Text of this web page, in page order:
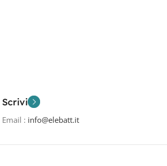
Scrivi
Email : info@elebatt.it